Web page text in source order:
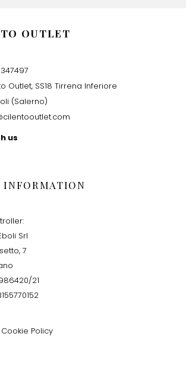
OUTLET
Outlet, SS18 Tirrena Inferiore
(Salerno)
us
INFORMATION
Srl
7
21
Policy